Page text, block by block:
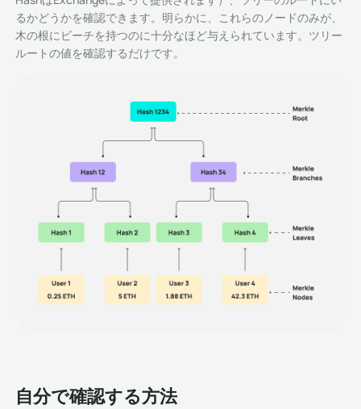
るかどうかを確認できます。明らかに、これらのノードのみが、
木の根にビーチを持つのに十分なほど与えられています。ツリー
ルートの値を確認するだけです。
自分で確認する方法